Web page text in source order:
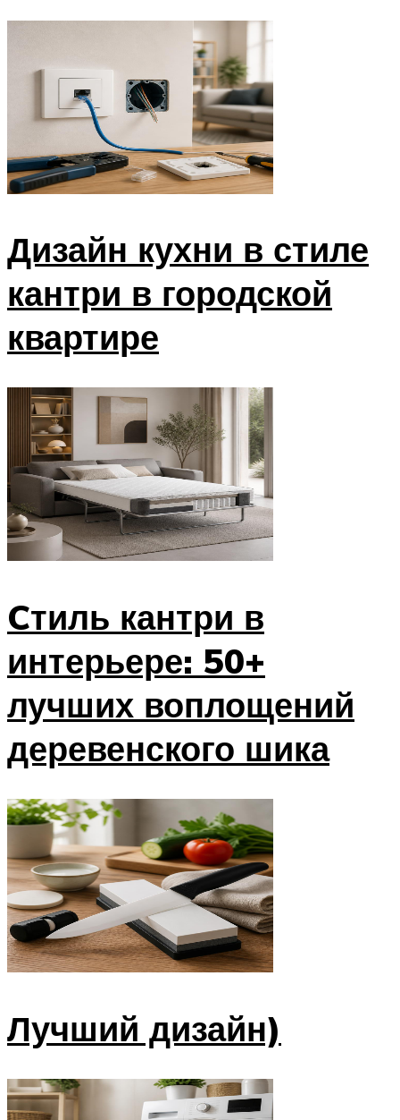
Дизайн кухни в стиле
кантри в городской
квартире
Cтиль кантри в
интерьере: 50+
лучших воплощений
деревенского шика
Лучший дизайн)